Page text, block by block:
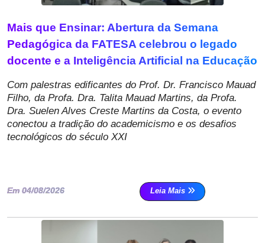
Mais que Ensinar: Abertura da Semana
Pedagógica da FATESA celebrou o legado
docente e a Inteligência Artificial na Educação
Com palestras edificantes do Prof. Dr. Francisco Mauad
Filho, da Profa. Dra. Talita Mauad Martins, da Profa.
Dra. Suelen Alves Creste Martins da Costa, o evento
conectou a tradição do academicismo e os desafios
tecnológicos do século XXI
Em 04/08/2026 Leia Mais